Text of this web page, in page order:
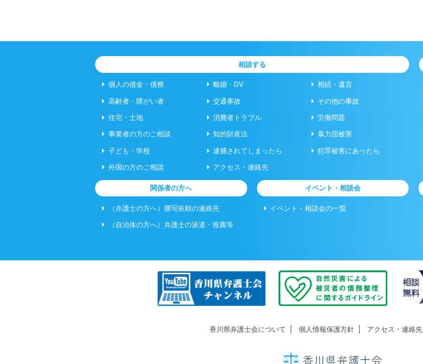
相談する
個人の借金・債務 離婚・DV
相続・遺言
高齢者・障がい者
交通事故
その他の事故
住宅・土地
消費者トラブル
労働問題
事業者の方のご相談
知的財産法
暴力団被害
子ども・学校
逮捕されてしまったら
犯罪被害にあったら
外国の方のご相談
アクセス・連絡先
関係者の方へ
（弁護士の方へ）謄写依頼の連絡先
（自治体の方へ）弁護士の派遣・推薦等
イベント・相談会
イベント・相談会の一覧
香川県弁護士会について 個人情報保護方針 アクセス・連絡先